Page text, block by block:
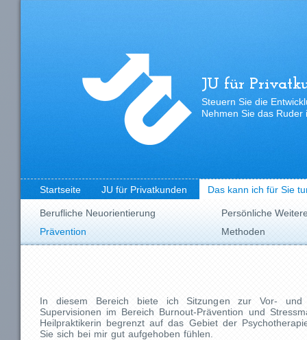
JU für
Steuern Sie die
Nehmen Sie das Ruder
Startseite JU für Privatkunden Das kann ich für Sie
Berufliche Neuorientierung
Persönliche
Prävention
Methoden
In diesem Bereich biete ich Sitzungen zur Vor- und
Supervisionen im Bereich Burnout-Prävention und
Heilpraktikerin begrenzt auf das Gebiet der
Sie sich bei mir gut aufgehoben fühlen.